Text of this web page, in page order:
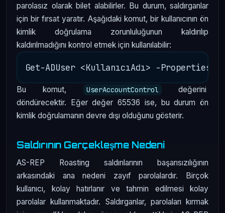
parolasız olarak bilet alabilirler. Bu durum, saldırganlar
için bir fırsat yaratır. Aşağıdaki komut, bir kullanıcının ön
kimlik doğrulama zorunluluğunun kaldırılıp
kaldırılmadığını kontrol etmek için kullanılabilir:
Bu komut, UserAccountControl
değerini
döndürecektir. Eğer değer 65536 ise, bu durum ön
kimlik doğrulamanın devre dışı olduğunu gösterir.
Saldırının Gerçekleşme Nedeni
AS-REP Roasting saldırılarının başarısızılığının
arkasındaki ana nedeni zayıf parolalardır. Birçok
kullanıcı, kolay hatırlanır ve tahmin edilmesi kolay
parolalar kullanmaktadır. Saldırganlar, parolaları kırmak